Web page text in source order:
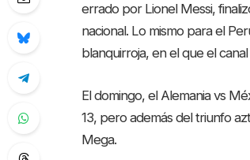
errado por Lionel Messi,
nacional. Lo mismo para el
blanquirroja, en el que el
El domingo, el Alemania vs
13, pero además del triunfo
Mega.